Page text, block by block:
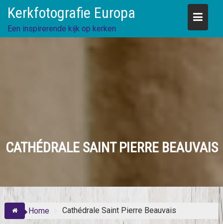
content
Kerkfotografie Europa
Een inspirerende kijk op kerken
CATHÉDRALE SAINT PIERRE BEAUVAIS
Home Cathédrale Saint Pierre Beauvais